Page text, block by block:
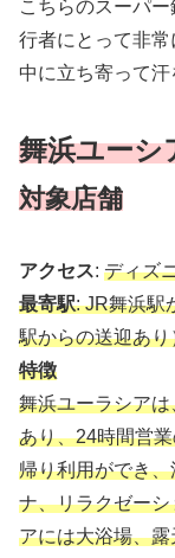
こちらのスーパ
行者にとって非
中に立ち寄って汗
舞浜ユーシ
対象店舗
アクセス: ディズ
最寄駅: JR舞浜駅
駅からの送迎あり
特徴
舞浜ユーラシア
あり、24時間営
帰り利用ができ
ナ、リラクゼー
アには大浴場、